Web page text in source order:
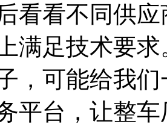
看看不同供
满足技术要
，可能给我
平台，让整